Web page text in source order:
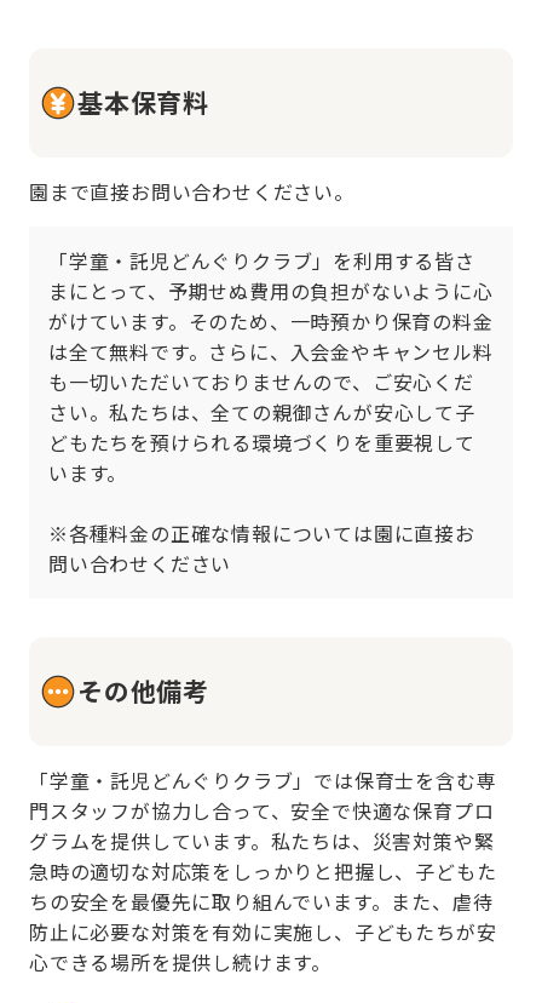
基本保育料
園まで直接お問い合わせください。
「学童・託児どんぐりクラブ」を利用する皆さ
まにとって、予期せぬ費用の負担がないように心
がけています。そのため、一時預かり保育の料金
は全て無料です。さらに、入会金やキャンセル料
も一切いただいておりませんので、ご安心くだ
さい。私たちは、全ての親御さんが安心して子
どもたちを預けられる環境づくりを重要視して
います。
※各種料金の正確な情報については園に直接お
問い合わせください
その他備考
「学童・託児どんぐりクラブ」では保育士を含む専
門スタッフが協力し合って、安全で快適な保育プロ
グラムを提供しています。私たちは、災害対策や緊
急時の適切な対応策をしっかりと把握し、子どもた
ちの安全を最優先に取り組んでいます。また、虐待
防止に必要な対策を有効に実施し、子どもたちが安
心できる場所を提供し続けます。